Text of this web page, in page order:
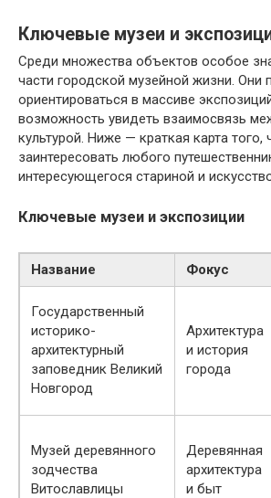
Ключевые музеи и
Среди множества объектов особое
части городской музейной жизни. Они
ориентироваться в массиве
возможность увидеть взаимосвязь
культурой. Ниже — краткая карта того,
заинтересовать любого
интересующегося стариной и
Ключевые музеи и экспозиции
Название Фокус
Государственный
историко-
архитектурный
заповедник Великий
Новгород
Архитектура
и история
города
Музей деревянного
зодчества
Витославлицы
Деревянная
архитектура
и быт